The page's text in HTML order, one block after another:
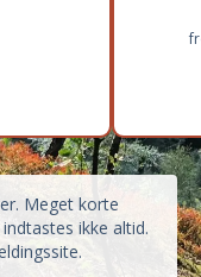
Meget korte
ikke altid.